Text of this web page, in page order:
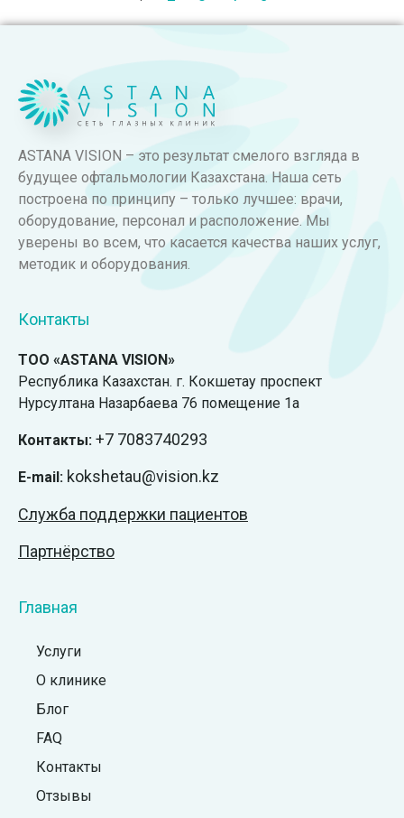
ASTANA VISION – это результат смелого взгляда в
будущее офтальмологии Казахстана. Наша сеть
построена по принципу – только лучшее: врачи,
оборудование, персонал и расположение. Мы
уверены во всем, что касается качества наших услуг,
методик и оборудования.
Контакты
ТОО «ASTANA VISION»
Республика Казахстан. г. Кокшетау проспект
Нурсултана Назарбаева 76 помещение 1а
Контакты: +7 7083740293
E-mail: kokshetau@vision.kz
Служба поддержки пациентов
Партнёрство
Главная
Услуги
О клинике
Блог
FAQ
Контакты
Отзывы